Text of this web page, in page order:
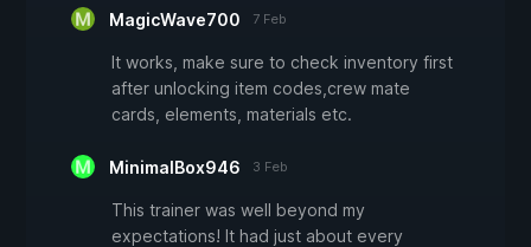
MagicWave700 7 Feb
It works, make sure to check inventory first
after unlocking item codes,crew mate
cards, elements, materials etc.
MinimalBox946 3 Feb
This trainer was well beyond my
expectations! It had just about every